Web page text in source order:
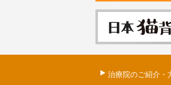
治療院のご紹介・